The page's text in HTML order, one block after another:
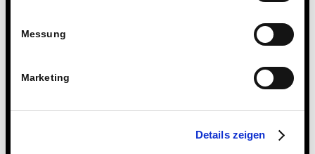
Messung
Marketing
Details zeigen